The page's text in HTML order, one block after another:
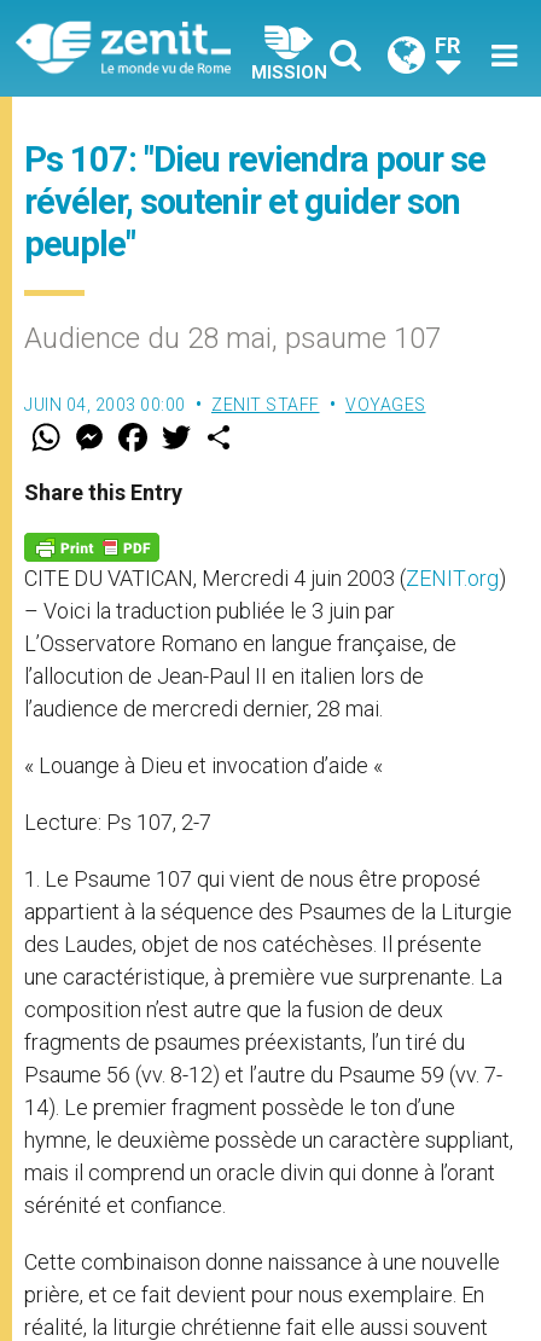
MISSION
FR
Ps 107: "Dieu reviendra pour se
révéler, soutenir et guider son
peuple"
Audience du 28 mai, psaume 107
JUIN 04, 2003 00:00 ZENIT STAFF VOYAGES
W
t
s
p
p
M
e
s
e
g
e
r
F
a
e
b
o
k
w
Share this Entry
CITE DU VATICAN, Mercredi 4 juin 2003 (ZENIT.org)
– Voici la traduction publiée le 3 juin par
L’Osservatore Romano en langue française, de
l’allocution de Jean-Paul II en italien lors de
l’audience de mercredi dernier, 28 mai.
« Louange à Dieu et invocation d’aide «
Lecture: Ps 107, 2-7
1. Le Psaume 107 qui vient de nous être proposé
appartient à la séquence des Psaumes de la Liturgie
des Laudes, objet de nos catéchèses. Il présente
une caractéristique, à première vue surprenante. La
composition n’est autre que la fusion de deux
fragments de psaumes préexistants, l’un tiré du
Psaume 56 (vv. 8-12) et l’autre du Psaume 59 (vv. 7-
14). Le premier fragment possède le ton d’une
hymne, le deuxième possède un caractère suppliant,
mais il comprend un oracle divin qui donne à l’orant
sérénité et confiance.
Cette combinaison donne naissance à une nouvelle
prière, et ce fait devient pour nous exemplaire. En
réalité, la liturgie chrétienne fait elle aussi souvent